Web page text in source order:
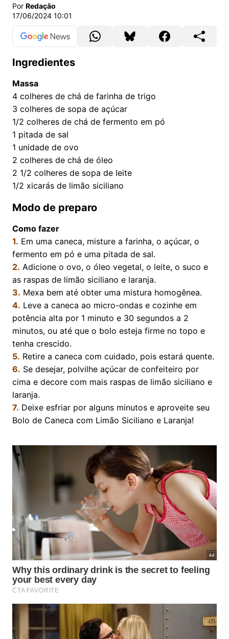
Por Redação
17/06/2024 10:01
Ingredientes
Massa
4 colheres de chá de farinha de trigo
3 colheres de sopa de açúcar
1/2 colheres de chá de fermento em pó
1 pitada de sal
1 unidade de ovo
2 colheres de chá de óleo
2 1/2 colheres de sopa de leite
1/2 xicarás de limão siciliano
Modo de preparo
Como fazer
1. Em uma caneca, misture a farinha, o açúcar, o
fermento em pó e uma pitada de sal.
2. Adicione o ovo, o óleo vegetal, o leite, o suco e
as raspas de limão siciliano e laranja.
3. Mexa bem até obter uma mistura homogênea.
4. Leve a caneca ao micro-ondas e cozinhe em
potência alta por 1 minuto e 30 segundos a 2
minutos, ou até que o bolo esteja firme no topo e
tenha crescido.
5. Retire a caneca com cuidado, pois estará quente.
6. Se desejar, polvilhe açúcar de confeiteiro por
cima e decore com mais raspas de limão siciliano e
laranja.
7. Deixe esfriar por alguns minutos e aproveite seu
Bolo de Caneca com Limão Siciliano e Laranja!